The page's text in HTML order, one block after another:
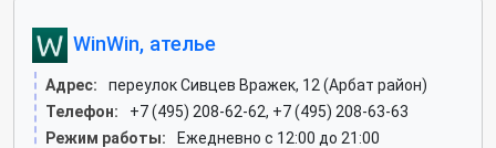
WinWin, ателье
Адрес:
переулок Сивцев Вражек, 12 (Арбат район)
Телефон:
+7 (495) 208-62-62, +7 (495) 208-63-63
Режим работы:
Ежедневно с 12:00 до 21:00